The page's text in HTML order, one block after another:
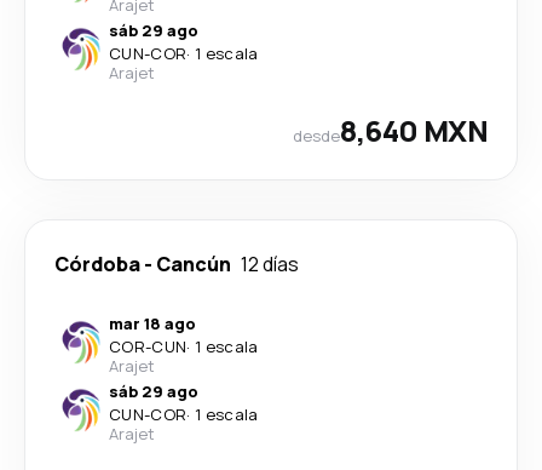
Arajet
sáb 29 ago
CUN-COR· 1 escala
Arajet
desde8,640 MXN
Córdoba- Cancún 12 días
mar 18 ago
COR-CUN· 1 escala
Arajet
sáb 29 ago
CUN-COR· 1 escala
Arajet